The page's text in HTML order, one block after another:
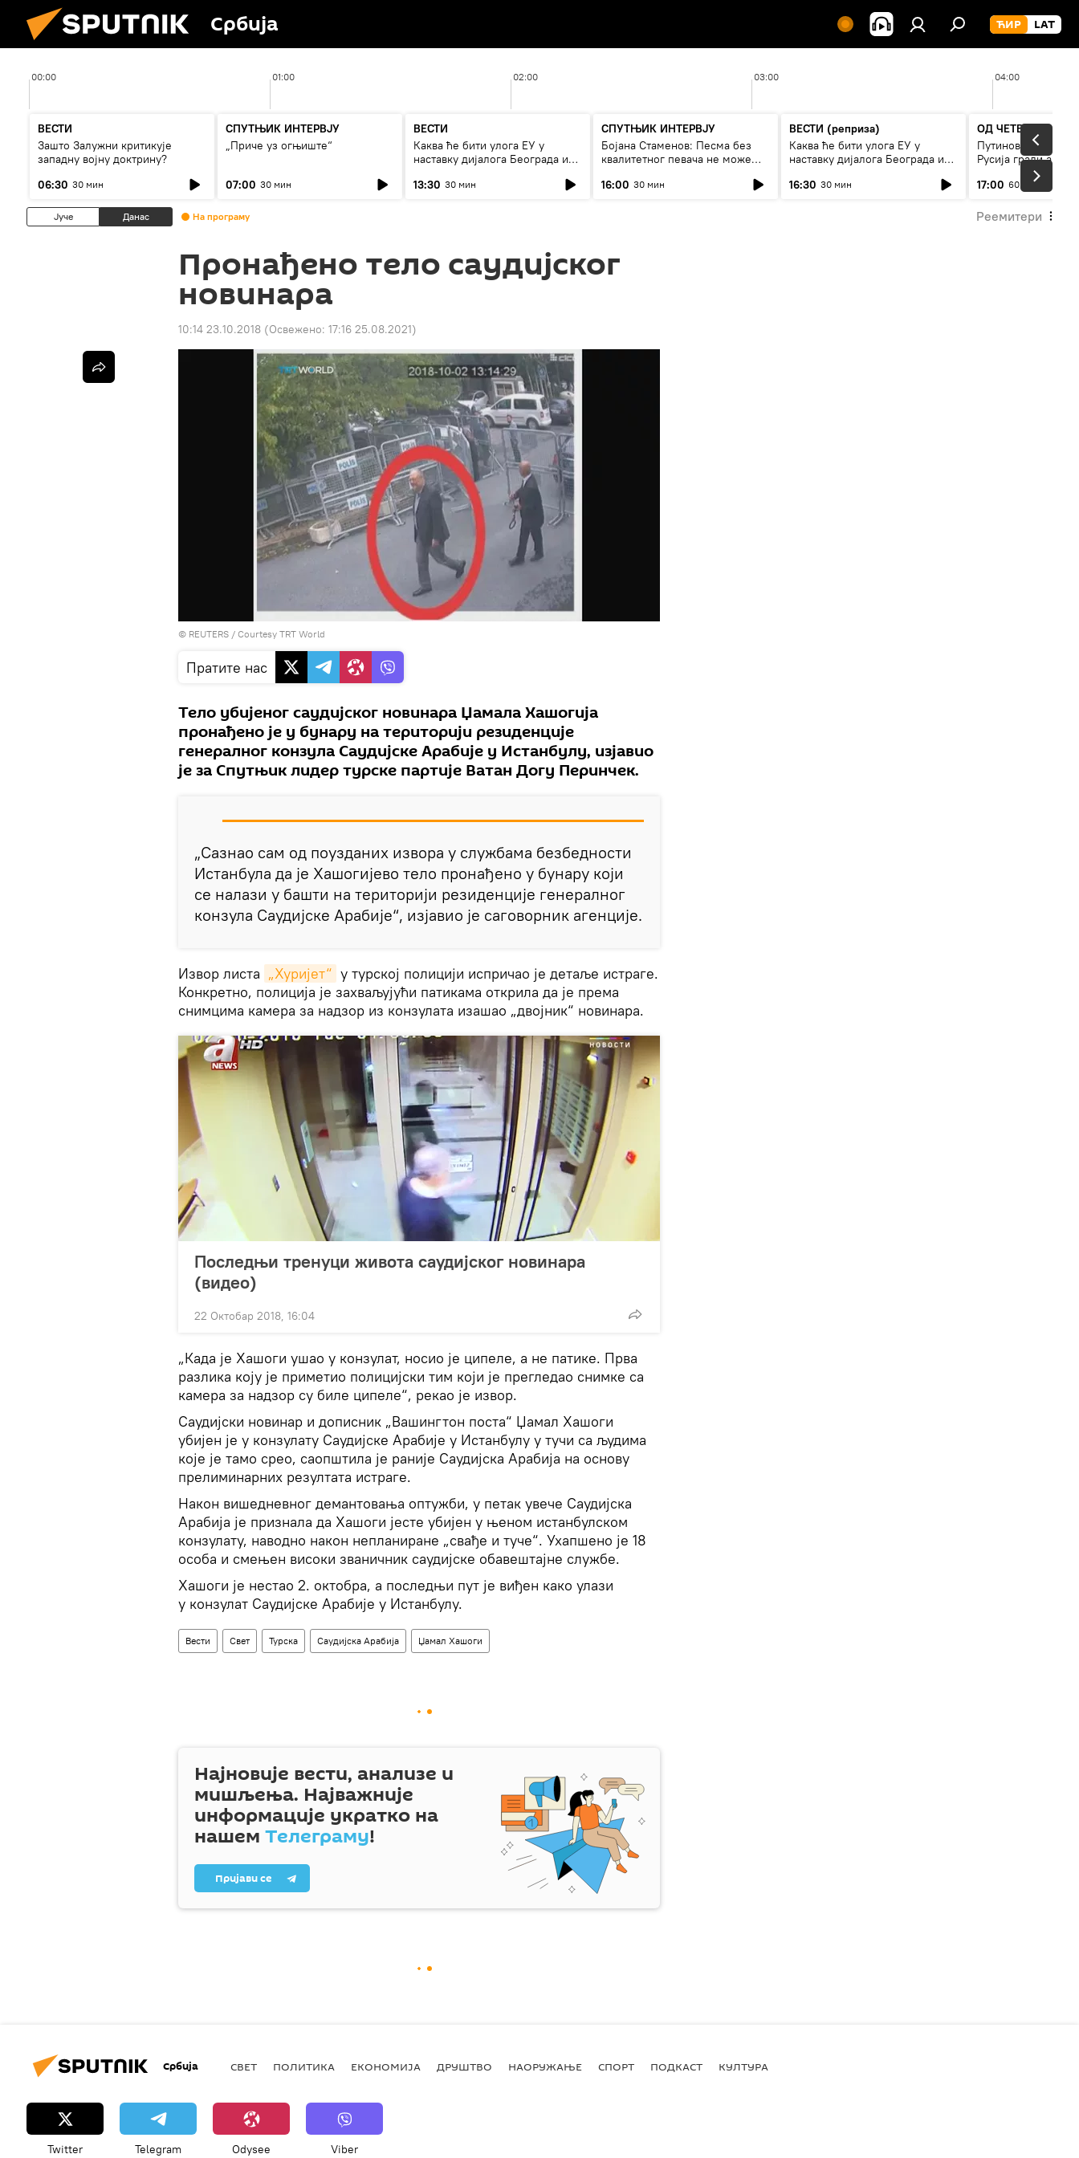
Србија
00:00 01:00 02:00 03:00 04:00
ВЕСТИ
Зашто Залужни критикује
западну војну доктрину?
06:30 30 мин
СПУТЊИК ИНТЕРВЈУ
„Приче уз огњиште“
07:00 30 мин
ВЕСТИ
Каква ће бити улога ЕУ у
наставку дијалога Београда и
13:30 30 мин
СПУТЊИК ИНТЕРВЈУ
Бојана Стаменов: Песма без
квалитетног певача не може
16:00 30 мин
ВЕСТИ (реприза)
Каква ће бити улога ЕУ у
наставку дијалога Београда и
16:30 30 мин
ОД ЧЕТВРТКА ДО
Путинов нови
Русија гради
17:00 60 мин
Јуче Данас На програму Реемитери
Пронађено тело саудијског
новинара
10:14 23.10.2018 (Освежено: 17:16 25.08.2021)
© REUTERS / Courtesy TRT World
Пратите нас
Тело убијеног саудијског новинара Џамала Хашогија
пронађено је у бунару на територији резиденције
генералног конзула Саудијске Арабије у Истанбулу, изјавио
је за Спутњик лидер турске партије Ватан Догу Перинчек.
„Сазнао сам од поузданих извора у службама безбедности
Истанбула да је Хашогијево тело пронађено у бунару који
се налази у башти на територији резиденције генералног
конзула Саудијске Арабије“, изјавио је саговорник агенције.
Извор листа „Хуријет“ у турској полицији испричао је детаље истраге.
Конкретно, полиција је захваљујући патикама открила да је према
снимцима камера за надзор из конзулата изашао „двојник“ новинара.
Последњи тренуци живота саудијског новинара
(видео)
22 Октобар 2018, 16:04
„Када је Хашоги ушао у конзулат, носио је ципеле, а не патике. Прва
разлика коју је приметио полицијски тим који је прегледао снимке са
камера за надзор су биле ципеле“, рекао је извор.
Саудијски новинар и дописник „Вашингтон поста“ Џамал Хашоги
убијен је у конзулату Саудијске Арабије у Истанбулу у тучи са људима
које је тамо срео, саопштила је раније Саудијска Арабија на основу
прелиминарних резултата истраге.
Након вишедневног демантовања оптужби, у петак увече Саудијска
Арабија је признала да Хашоги јесте убијен у њеном истанбулском
конзулату, наводно након непланиране „свађе и туче“. Ухапшено је 18
особа и смењен високи званичник саудијске обавештајне службе.
Хашоги је нестао 2. октобра, а последњи пут је виђен како улази
у конзулат Саудијске Арабије у Истанбулу.
Вести Свет Турска Саудијска Арабија Џамал Хашоги
Најновије вести, анализе и
мишљења. Најважније
информације укратко на
нашем Телеграму!
Пријави се
Србија СВЕТ ПОЛИТИКА ЕКОНОМИЈА ДРУШТВО НАОРУЖАЊЕ СПОРТ ПОДКАСТ КУЛТУРА
Twitter Telegram Odysee Viber